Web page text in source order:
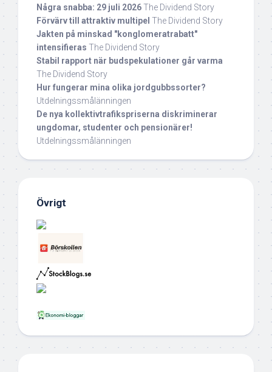
Några snabba: 29 juli 2026The Dividend Story
Förvärv till attraktiv multipel The Dividend Story
Jakten på minskad "konglomeratrabatt"
intensifieras The Dividend Story
Stabil rapport när budspekulationer går varma
The Dividend Story
Hur fungerar mina olika jordgubbssorter?
Utdelningssmålänningen
De nya kollektivtrafikspriserna diskriminerar
ungdomar, studenter och pensionärer!
Utdelningssmålänningen
Övrigt